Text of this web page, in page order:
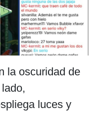
la oscuridad de
luces y